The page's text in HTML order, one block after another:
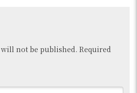
not be published. Required